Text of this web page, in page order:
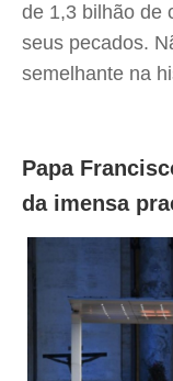
de 1,3 bilhão de
seus pecados.
semelhante na
Papa
da imensa